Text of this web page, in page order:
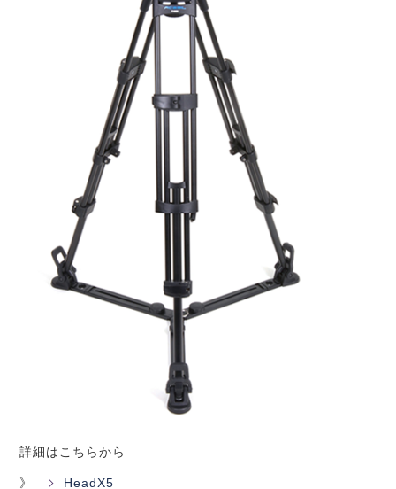
詳細はこちらから
》 HeadX5